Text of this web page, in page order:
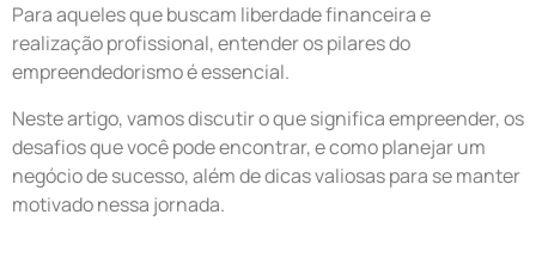
Para aqueles que buscam liberdade financeira e
realização profissional, entender os pilares do
empreendedorismo é essencial.
Neste artigo, vamos discutir o que significa empreender, os
desafios que você pode encontrar, e como planejar um
negócio de sucesso, além de dicas valiosas para se manter
motivado nessa jornada.